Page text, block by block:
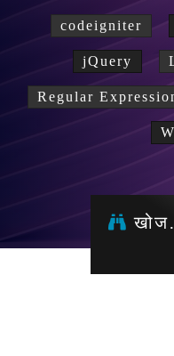
codeigniter
jQuery
Regular